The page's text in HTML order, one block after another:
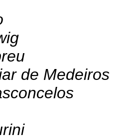
de Medeiros